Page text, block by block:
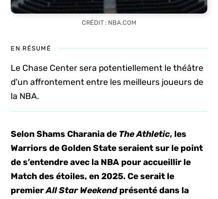
CRÉDIT : NBA.COM
EN RÉSUMÉ
Le Chase Center sera potentiellement le théâtre
d'un affrontement entre les meilleurs joueurs de
la NBA.
Selon Shams Charania de The Athletic, les
Warriors de Golden State seraient sur le point
de s’entendre avec la NBA pour accueillir le
Match des étoiles, en 2025. Ce serait le
premierAll Star Weekendprésenté dans la